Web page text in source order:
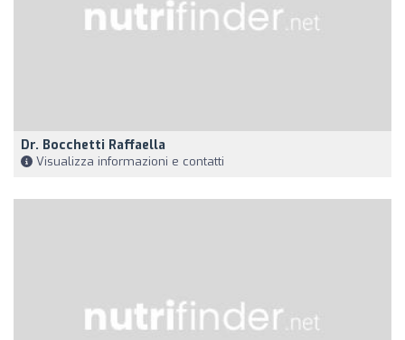
Dr. Bocchetti Raffaella
Visualizza informazioni e contatti